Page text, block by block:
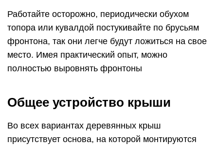
Работайте осторожно, периодически обухом
топора или кувалдой постукивайте по брусьям
фронтона, так они легче будут ложиться на свое
место. Имея практический опыт, можно
полностью выровнять фронтоны
Общее устройство крыши
Во всех вариантах деревянных крыш
присутствует основа, на которой монтируются